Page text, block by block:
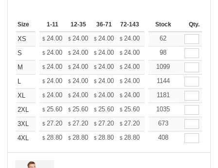
Size 1-11 12-35 36-71 72-143 144-287 288 + More
Stock Qty.
XS $ 24.00 $ 24.00 $ 24.00 $ 24.00 24.00
62
S
$ 24.00 $ 24.00 $ 24.00 $ 24.00 24.00
98
M
$ 24.00 $ 24.00 $ 24.00 $ 24.00 24.00
1099
L
$ 24.00 $ 24.00 $ 24.00 $ 24.00 24.00
1144
XL
$ 24.00 $ 24.00 $ 24.00 $ 24.00 24.00
1181
2XL
$ 25.60 $ 25.60 $ 25.60 $ 25.60 25.60
1035
3XL
$ 27.20 $ 27.20 $ 27.20 $ 27.20 27.20
673
4XL
$ 28.80 $ 28.80 $ 28.80 $ 28.80 28.80
408